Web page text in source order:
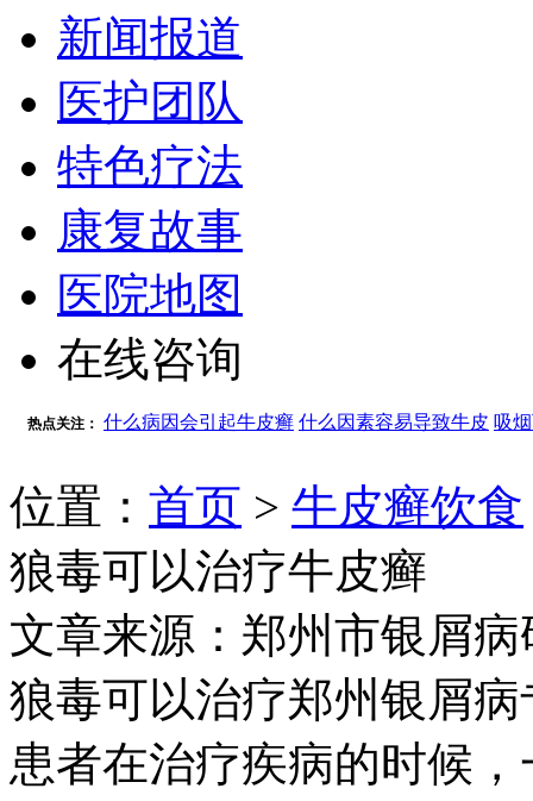
新闻报道
医护团队
特色疗法
康复故事
医院地图
在线咨询
热点关注： 什么病因会引起牛皮癣 什么因素容易导致牛皮 吸
位置： 首页 > 牛皮癣饮食
狼毒可以治疗牛皮癣
文章来源：郑州市银屑病
狼毒可以治疗郑州银屑
患者在治疗疾病的时候